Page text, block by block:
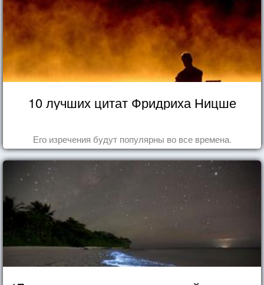
10 лучших цитат Фридриха Ницше
Его изречения будут популярны во все времена.